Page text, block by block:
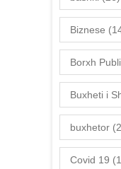
Biznese
Borxh
Buxheti i
buxhetor
Covid 19